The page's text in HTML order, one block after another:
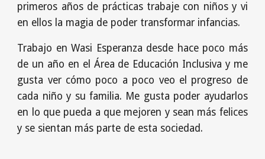
primeros años de prácticas trabaje con niños y vi
en ellos la magia de poder transformar infancias.
Trabajo en Wasi Esperanza desde hace poco más
de un año en el Área de Educación Inclusiva y me
gusta ver cómo poco a poco veo el progreso de
cada niño y su familia. Me gusta poder ayudarlos
en lo que pueda a que mejoren y sean más felices
y se sientan más parte de esta sociedad.